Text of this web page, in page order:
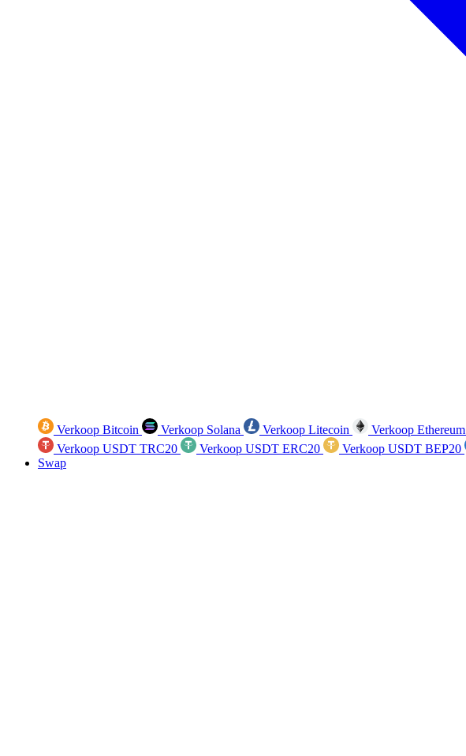
Verkoop Bitcoin Verkoop Solana Verkoop Litecoin Verkoop Ethereum
Verkoop USDT TRC20
Verkoop USDT ERC20 Verkoop USDT BEP20
Swap